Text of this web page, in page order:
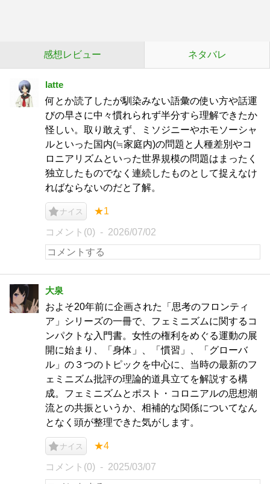
感想レビュー ネタバレ
latte
何とか読了したが馴染みない語彙の使い方や話運
びの早さに中々慣れられず半分すら理解できたか
怪しい。取り敢えず、ミソジニーやホモソーシャ
ルといった国内(≒家庭内)の問題と人種差別やコ
ロニアリズムといった世界規模の問題はまったく
独立したものでなく連続したものとして捉えなけ
ればならないのだと了解。
ナイス ★1
コメント(0) 2026/07/02
大泉
およそ20年前に企画された「思考のフロンティ
ア」シリーズの一冊で、フェミニズムに関するコ
ンパクトな入門書。女性の権利をめぐる運動の展
開に始まり、「身体」、「慣習」、「グローバ
ル」の３つのトピックを中心に、当時の最新のフ
ェミニズム批評の理論的道具立てを解説する構
成。フェミニズムとポスト・コロニアルの思想潮
流との共振というか、相補的な関係についてなん
となく頭が整理できた気がします。
ナイス ★4
コメント(0) 2025/03/07